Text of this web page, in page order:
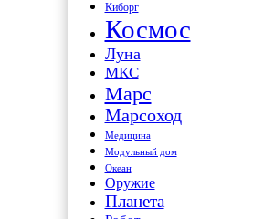
Киборг
Космос
Луна
МКС
Марс
Марсоход
Медицина
Модульный дом
Океан
Оружие
Планета